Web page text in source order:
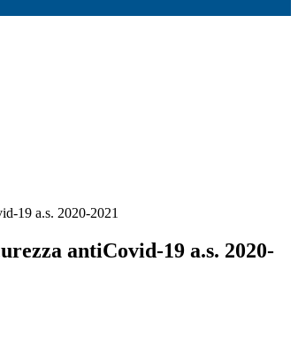
19 a.s. 2020-2021
antiCovid-19 a.s. 2020-